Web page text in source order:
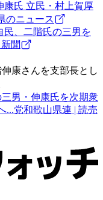
康氏 立民・村上賀厚
のニュース
民、二階氏の三男を
聞
康さんを支部長とし
男・伸康氏を次期衆
...党和歌山県連 | 読売